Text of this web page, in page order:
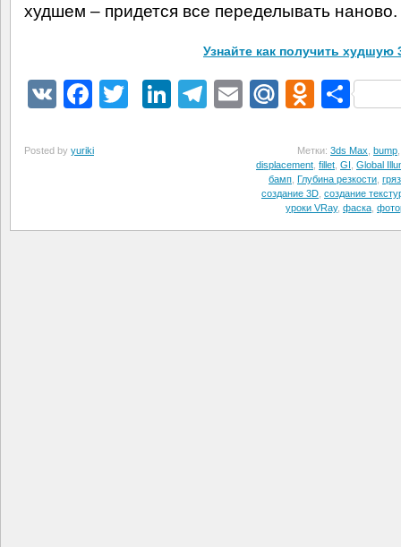
худшем – придется все переделывать наново.
Узнайте как получить худшую
VK Facebook
TwitterLinkedIn
Telegram
EmailMail.Ru
Posted by yuriki Метки: 3ds Max, bump
displacement, fillet, GI , Global
бамп, Глубина резкости,
создание 3D, создание
уроки VRay, фаска,